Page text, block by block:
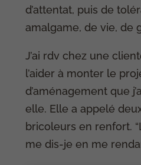
d’attentat, puis de
amalgame, de vie, de
J’ai rdv chez une
l’aider à monter le
d’aménagement que
elle. Elle a appelé
bricoleurs en renfort.
me dis-je en me